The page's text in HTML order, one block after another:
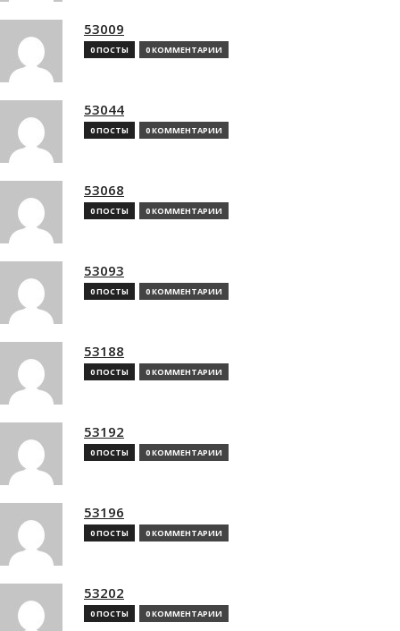
53009
0 ПОСТЫ 0 КОММЕНТАРИИ
53044
0 ПОСТЫ 0 КОММЕНТАРИИ
53068
0 ПОСТЫ 0 КОММЕНТАРИИ
53093
0 ПОСТЫ 0 КОММЕНТАРИИ
53188
0 ПОСТЫ 0 КОММЕНТАРИИ
53192
0 ПОСТЫ 0 КОММЕНТАРИИ
53196
0 ПОСТЫ 0 КОММЕНТАРИИ
53202
0 ПОСТЫ 0 КОММЕНТАРИИ